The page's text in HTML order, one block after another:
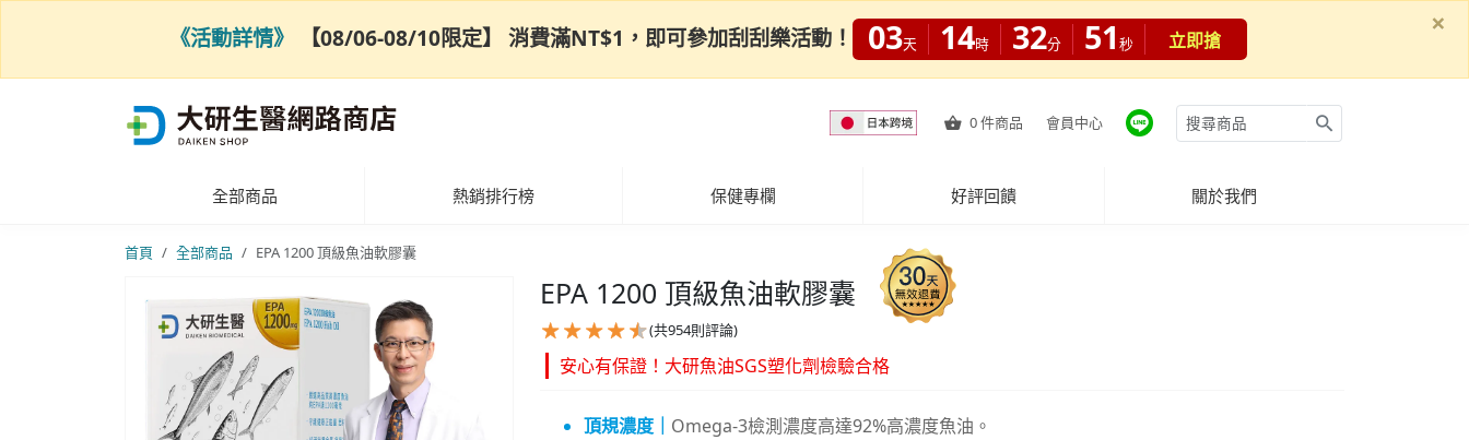
0件商品 會員中心
全部商品 熱銷排行榜 保健專欄 好評回饋 關於我們
首頁 全部商品 EPA 1200 頂級魚油軟膠囊
EPA 1200 頂級魚油軟膠囊
(共954則評論)
安心有保證！大研魚油SGS塑化劑檢驗合格
頂規濃度｜ Omega-3檢測濃度高達92%高濃度魚油。
《活動詳情》 【08/06-08/10限定】 消費滿NT$1，即可參加刮刮樂活動！ 03天 14時 32分 50 秒 立即搶
×